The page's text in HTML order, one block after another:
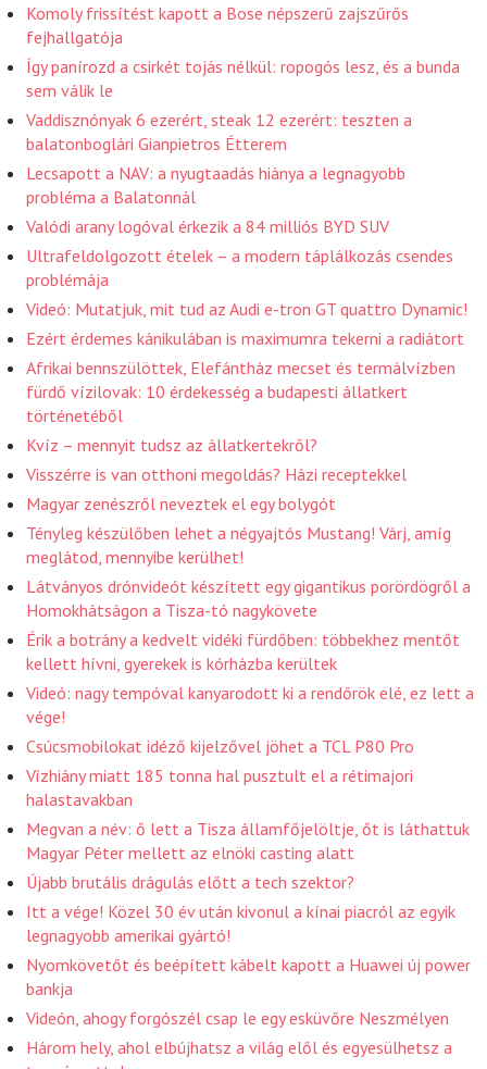
Komoly frissítést kapott a Bose népszerű zajszűrős
fejhallgatója
Így panírozd a csirkét tojás nélkül: ropogós lesz, és a bunda
sem válik le
Vaddisznónyak 6 ezerért, steak 12 ezerért: teszten a
balatonboglári Gianpietros Étterem
Lecsapott a NAV: a nyugtaadás hiánya a legnagyobb
probléma a Balatonnál
Valódi arany logóval érkezik a 84 milliós BYD SUV
Ultrafeldolgozott ételek – a modern táplálkozás csendes
problémája
Videó: Mutatjuk, mit tud az Audi e-tron GT quattro Dynamic!
Ezért érdemes kánikulában is maximumra tekerni a radiátort
Afrikai bennszülöttek, Elefántház mecset és termálvízben
fürdő vízilovak: 10 érdekesség a budapesti állatkert
történetéből
Kvíz – mennyit tudsz az állatkertekről?
Visszérre is van otthoni megoldás? Házi receptekkel
Magyar zenészről neveztek el egy bolygót
Tényleg készülőben lehet a négyajtós Mustang! Várj, amíg
meglátod, mennyibe kerülhet!
Látványos drónvideót készített egy gigantikus porördögről a
Homokhátságon a Tisza-tó nagykövete
Érik a botrány a kedvelt vidéki fürdőben: többekhez mentőt
kellett hívni, gyerekek is kórházba kerültek
Videó: nagy tempóval kanyarodott ki a rendőrök elé, ez lett a
vége!
Csúcsmobilokat idéző kijelzővel jöhet a TCL P80 Pro
Vízhiány miatt 185 tonna hal pusztult el a rétimajori
halastavakban
Megvan a név: ő lett a Tisza államfőjelöltje, őt is láthattuk
Magyar Péter mellett az elnöki casting alatt
Újabb brutális drágulás előtt a tech szektor?
Itt a vége! Közel 30 év után kivonul a kínai piacról az egyik
legnagyobb amerikai gyártó!
Nyomkövetőt és beépített kábelt kapott a Huawei új power
bankja
Videón, ahogy forgószél csap le egy esküvőre Neszmélyen
Három hely, ahol elbújhatsz a világ elől és egyesülhetsz a